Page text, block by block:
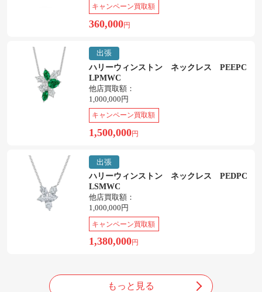
キャンペーン買取額
360,000円
出張
ハリーウィンストン ネックレス PEEPC
LPMWC
他店買取額：
1,000,000円
キャンペーン買取額
1,500,000円
出張
ハリーウィンストン ネックレス PEDPC
LSMWC
他店買取額：
1,000,000円
キャンペーン買取額
1,380,000円
もっと見る